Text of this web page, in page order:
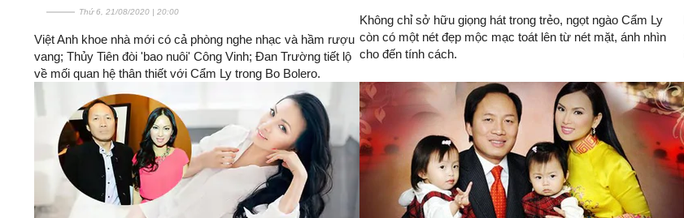
Thứ 6, 21/08/2020 | 20:00
Việt Anh khoe nhà mới có cả phòng nghe nhạc và hầm rượu
vang; Thủy Tiên đòi 'bao nuôi' Công Vinh; Đan Trường tiết lộ
về mối quan hệ thân thiết với Cẩm Ly trong Bo Bolero.
Không chỉ sở hữu giọng hát trong trẻo, ngọt ngào Cẩm Ly
còn có một nét đẹp mộc mạc toát lên từ nét mặt, ánh nhìn
cho đến tính cách.